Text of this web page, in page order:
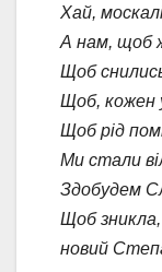
Хай,
А нам, щоб
Щоб
Щоб, кожен
Щоб рід
Ми стали
Здобудем
Щоб
новий